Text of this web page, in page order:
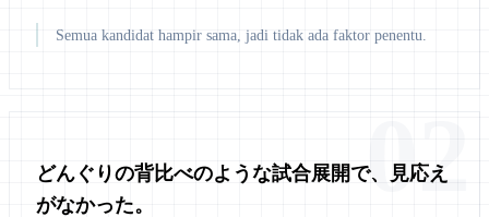
Semua kandidat hampir sama, jadi tidak ada faktor penentu.
02
どんぐりの背比べのような試合展開で、見応え
がなかった。